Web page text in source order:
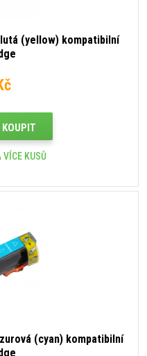
(yellow) kompatibilní
KOUPIT
KUSŮ
(cyan) kompatibilní